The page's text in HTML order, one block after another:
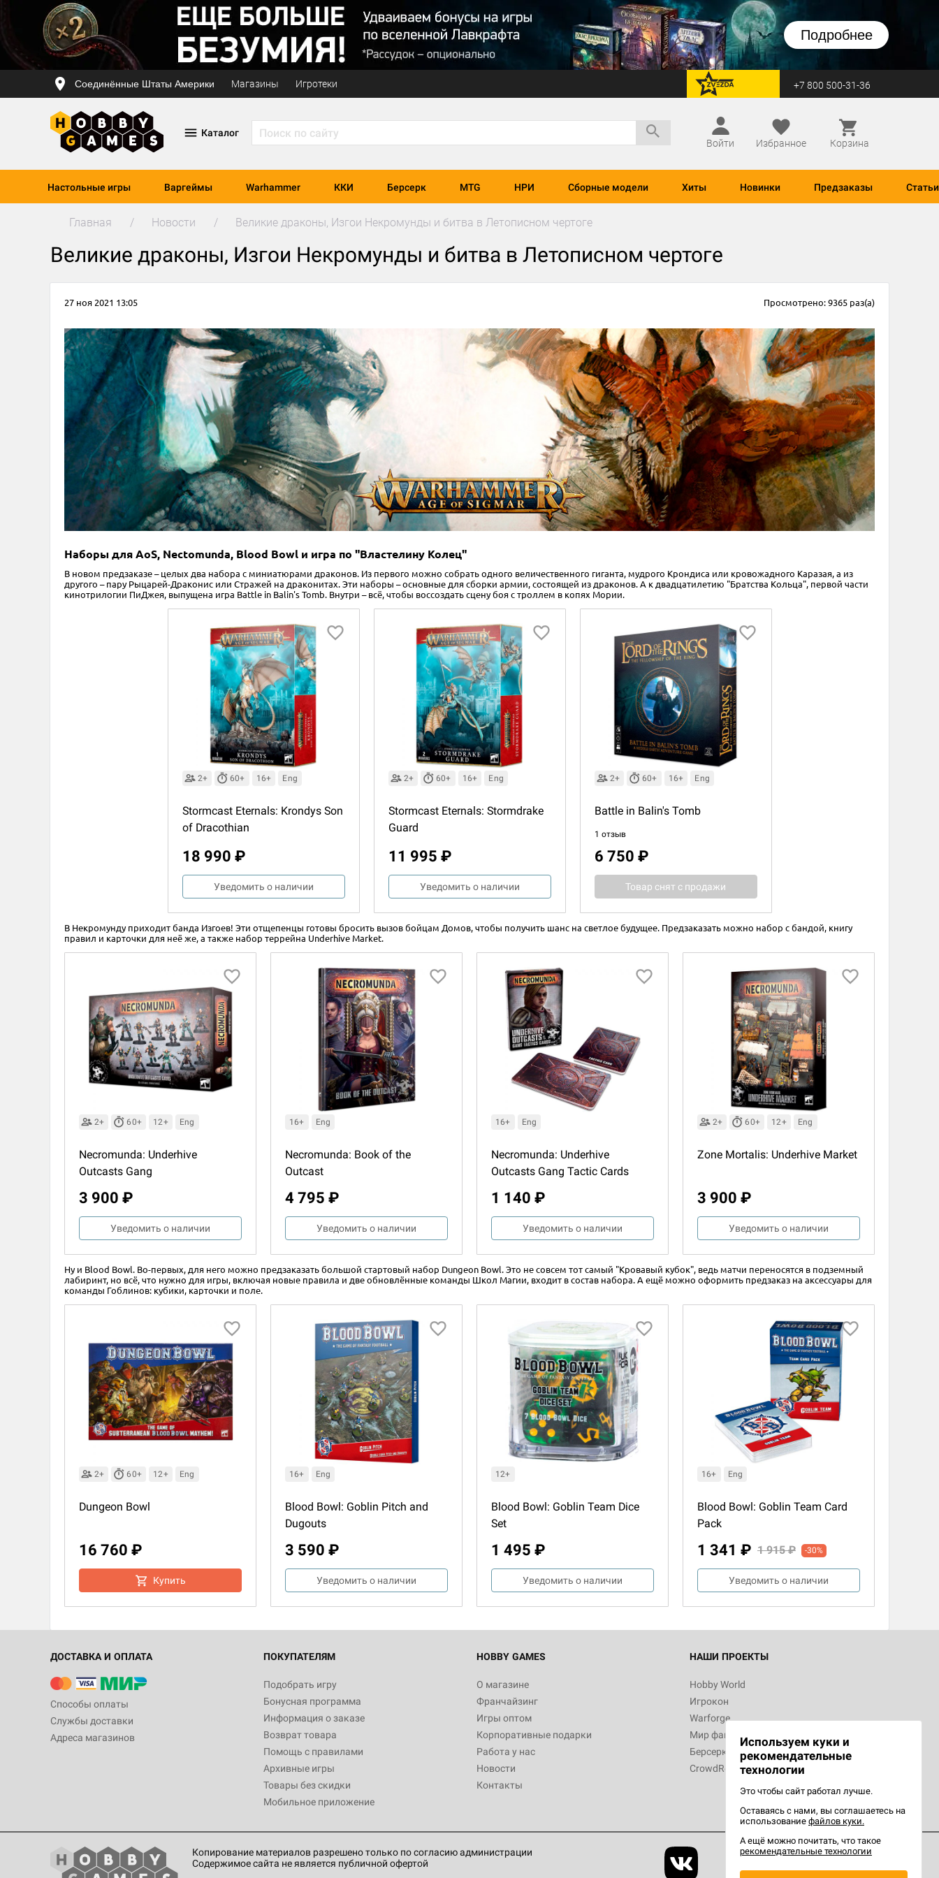
Подробнее
Соединённые Штаты Америки Магазины Игротеки перейти на Zvezda +7 800 500-31-36
Каталог
Войти
Избранное Корзина
Настольные игры Варгеймы Warhammer ККИ Берсерк MTG НРИ Сборные модели Хиты Новинки Предзаказы Статьи
Главная Новости Великие драконы, Изгои Некромунды и битва в Летописном чертоге
Великие драконы, Изгои Некромунды и битва в Летописном чертоге
27 ноя 2021 13:05 Просмотрено: 9365 раз(а)
Наборы для AoS, Nectomunda, Blood Bowl и игра по "Властелину Колец"
В новом предзаказе – целых два набора с миниатюрами драконов. Из первого можно собрать одного величественного гиганта, мудрого Крондиса или кровожадного Каразая, а из
другого – пару Рыцарей-Драконис или Стражей на драконитах. Эти наборы – основные для сборки армии, состоящей из драконов. А к двадцатилетию "Братства Кольца", первой части
кинотрилогии ПиДжея, выпущена игра Battle in Balin's Tomb. Внутри – всё, чтобы воссоздать сцену боя с троллем в копях Мории.
2+ 60+ 16+ Eng
Stormcast Eternals: Krondys Son
of Dracothian
18 990 ₽
Уведомить о наличии
2+ 60+ 16+ Eng
Stormcast Eternals: Stormdrake
Guard
11 995 ₽
Уведомить о наличии
2+ 60+ 16+ Eng
Battle in Balin's Tomb
1 отзыв
6 750 ₽
Товар снят с продажи
В Некромунду приходит банда Изгоев! Эти отщепенцы готовы бросить вызов бойцам Домов, чтобы получить шанс на светлое будущее. Предзаказать можно набор с бандой, книгу
правил и карточки для неё же, а также набор террейна Underhive Market.
2+ 60+ 12+ Eng
Necromunda: Underhive
Outcasts Gang
3 900 ₽
Уведомить о наличии
16+ Eng
Necromunda: Book of the
Outcast
4 795 ₽
Уведомить о наличии
16+ Eng
Necromunda: Underhive
Outcasts Gang Tactic Cards
1 140 ₽
Уведомить о наличии
2+ 60+ 12+ Eng
Zone Mortalis: Underhive Market
3 900 ₽
Уведомить о наличии
Ну и Blood Bowl. Во-первых, для него можно предзаказать большой стартовый набор Dungeon Bowl. Это не совсем тот самый "Кровавый кубок", ведь матчи переносятся в подземный
лабиринт, но всё, что нужно для игры, включая новые правила и две обновлённые команды Школ Магии, входит в состав набора. А ещё можно оформить предзаказ на аксессуары для
команды Гоблинов: кубики, карточки и поле.
2+ 60+ 12+ Eng
Dungeon Bowl
16 760 ₽
Купить
16+ Eng
Blood Bowl: Goblin Pitch and
Dugouts
3 590 ₽
Уведомить о наличии
12+
Blood Bowl: Goblin Team Dice
Set
1 495 ₽
Уведомить о наличии
16+ Eng
Blood Bowl: Goblin Team Card
Pack
1 341 ₽ 1 915 ₽ -30%
Уведомить о наличии
ДОСТАВКА И ОПЛАТА
Способы оплаты
Службы доставки
Адреса магазинов
ПОКУПАТЕЛЯМ
Подобрать игру
Бонусная программа
Информация о заказе
Возврат товара
Помощь с правилами
Архивные игры
Товары без скидки
Мобильное приложение
HOBBY GAMES
О магазине
Франчайзинг
Игры оптом
Корпоративные подарки
Работа у нас
Новости
Контакты
НАШИ ПРОЕКТЫ
Hobby World
Игрокон
Warforge
Мир фантастики
Берсерк
CrowdRepublic
Копирование материалов разрешено только по согласию администрации
Содержимое сайта не является публичной офертой
Используем куки и
рекомендательные
технологии
Это чтобы сайт работал лучше.
Оставаясь с нами, вы соглашаетесь на
использование файлов куки.
А ещё можно почитать, что такое
рекомендательные технологии